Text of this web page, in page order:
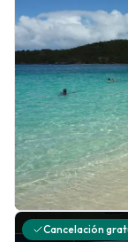
Cancelación